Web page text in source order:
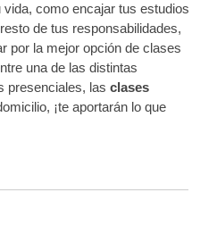
vida, como encajar tus estudios
de tus responsabilidades,
por la mejor opción de clases
una de las distintas
presenciales, las clases
¡te aportarán lo que